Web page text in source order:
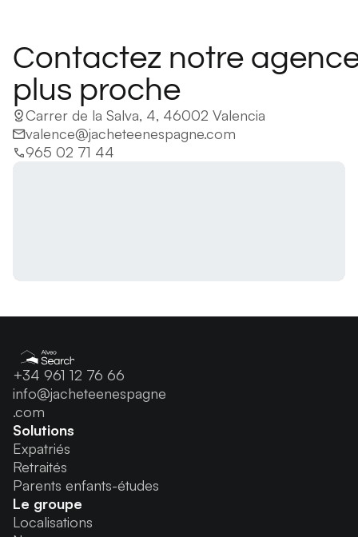
Contactez notre
plus proche
Carrer de la Salva, 4, 46002 Valencia
valence@jacheteenespagne.com
965 02 71 44
+34 961 12 76 66
info@jacheteenespagne
.com
Solutions
Expatriés
Retraités
Parents enfants-études
Le groupe
Localisations